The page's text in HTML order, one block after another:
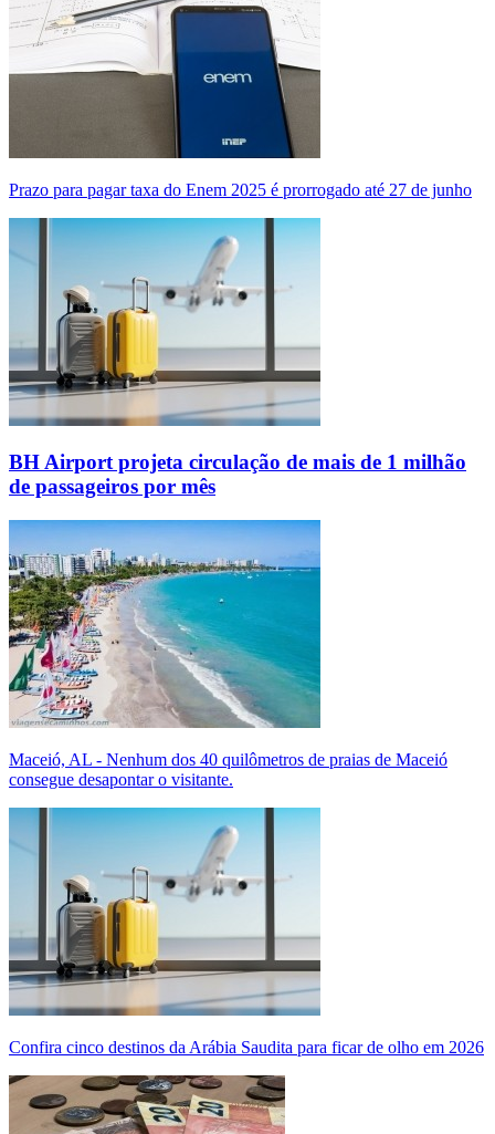
Prazo para pagar taxa do Enem 2025 é prorrogado até 27 de junho
BH Airport projeta circulação de mais de 1 milhão
de passageiros por mês
Maceió, AL - Nenhum dos 40 quilômetros de praias de Maceió
consegue desapontar o visitante.
Confira cinco destinos da Arábia Saudita para ficar de olho em 2026